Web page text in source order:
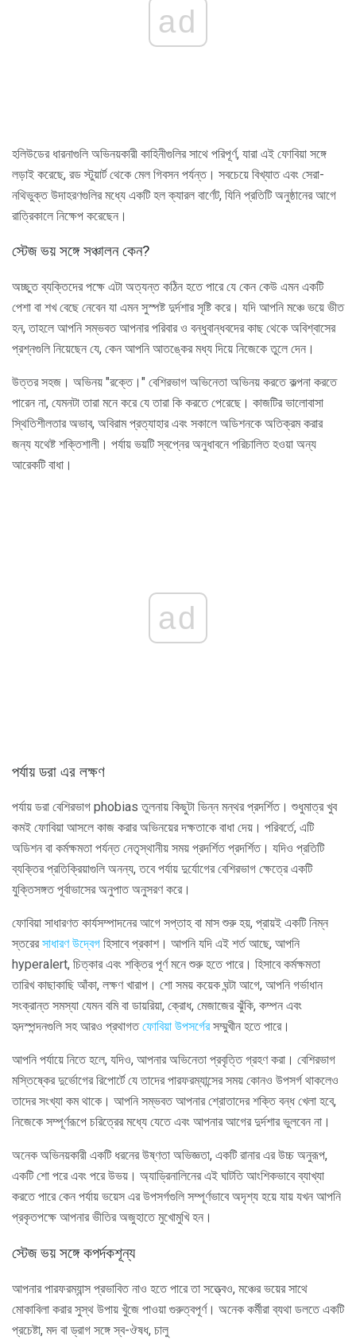
ad
হলিউডের ধারনাগুলি অভিনয়কারী কাহিনীগুলির সাথে পরিপূর্ণ, যারা এই ফোবিয়া সঙ্গে
লড়াই করেছে, রড স্টুয়ার্ট থেকে মেল গিবসন পর্যন্ত। সবচেয়ে বিখ্যাত এবং সেরা-
নথিভুক্ত উদাহরণগুলির মধ্যে একটি হল ক্যারল বার্ণেট, যিনি প্রতিটি অনুষ্ঠানের আগে
রাত্রিকালে নিক্ষেপ করেছেন।
স্টেজ ভয় সঙ্গে সঞ্চালন কেন?
অচ্ছুত ব্যক্তিদের পক্ষে এটা অত্যন্ত কঠিন হতে পারে যে কেন কেউ এমন একটি
পেশা বা শখ বেছে নেবেন যা এমন সুস্পষ্ট দুর্দশার সৃষ্টি করে। যদি আপনি মঞ্চে ভয়ে ভীত
হন, তাহলে আপনি সম্ভবত আপনার পরিবার ও বন্ধুবান্ধবদের কাছ থেকে অবিশ্বাসের
প্রশ্নগুলি নিয়েছেন যে, কেন আপনি আতঙ্কের মধ্য দিয়ে নিজেকে তুলে দেন।
উত্তর সহজ। অভিনয় "রক্তে।" বেশিরভাগ অভিনেতা অভিনয় করতে কল্পনা করতে
পারেন না, যেমনটা তারা মনে করে যে তারা কি করতে পেরেছে। কাজটির ভালোবাসা
স্থিতিশীলতার অভাব, অবিরাম প্রত্যাহার এবং সকালে অডিশনকে অতিক্রম করার
জন্য যথেষ্ট শক্তিশালী। পর্যায় ভয়টি স্বপ্নের অনুধাবনে পরিচালিত হওয়া অন্য
আরেকটি বাধা।
ad
পর্যায় ডরা এর লক্ষণ
পর্যায় ডরা বেশিরভাগ phobias তুলনায় কিছুটা ভিন্ন মন্থর প্রদর্শিত। শুধুমাত্র খুব
কমই ফোবিয়া আসলে কাজ করার অভিনয়ের দক্ষতাকে বাধা দেয়। পরিবর্তে, এটি
অডিশন বা কর্মক্ষমতা পর্যন্ত নেতৃস্থানীয় সময় প্রদর্শিত প্রদর্শিত। যদিও প্রতিটি
ব্যক্তির প্রতিক্রিয়াগুলি অনন্য, তবে পর্যায় দুর্যোগের বেশিরভাগ ক্ষেত্রে একটি
যুক্তিসঙ্গত পূর্বাভাসের অনুপাত অনুসরণ করে।
ফোবিয়া সাধারণত কার্যসম্পাদনের আগে সপ্তাহ বা মাস শুরু হয়, প্রায়ই একটি নিম্ন
স্তরেরসাধারণ উদ্বেগ হিসাবে প্রকাশ। আপনি যদি এই শর্ত আছে, আপনি
hyperalert, চিত্কার এবং শক্তির পূর্ণ মনে শুরু হতে পারে। হিসাবে কর্মক্ষমতা
তারিখ কাছাকাছি আঁকা, লক্ষণ খারাপ। শো সময় কয়েক ঘন্টা আগে, আপনি গর্ভাধান
সংক্রান্ত সমস্যা যেমন বমি বা ডায়রিয়া, ক্রোধ, মেজাজের ঝুঁকি, কম্পন এবং
হৃদস্পন্দনগুলি সহ আরও প্রথাগতফোবিয়া উপসর্গেরসম্মুখীন হতে পারে।
আপনি পর্যায়ে নিতে হলে, যদিও, আপনার অভিনেতা প্রবৃত্তি গ্রহণ করা। বেশিরভাগ
মস্তিষ্কের দুর্ভোগের রিপোর্টে যে তাদের পারফরম্যান্সের সময় কোনও উপসর্গ থাকলেও
তাদের সংখ্যা কম থাকে। আপনি সম্ভবত আপনার শ্রোতাদের শক্তি বন্ধ খেলা হবে,
নিজেকে সম্পূর্ণরূপে চরিত্রের মধ্যে যেতে এবং আপনার আগের দুর্দশার ভুলবেন না।
অনেক অভিনয়কারী একটি ধরনের উষ্ণতা অভিজ্ঞতা, একটি রানার এর উচ্চ অনুরূপ,
একটি শো পরে এবং পরে উভয়। অ্যাড্রিনালিনের এই ঘাটতি আংশিকভাবে ব্যাখ্যা
করতে পারে কেন পর্যায় ভয়েস এর উপসর্গগুলি সম্পূর্ণভাবে অদৃশ্য হয়ে যায় যখন আপনি
প্রকৃতপক্ষে আপনার ভীতির অজুহাতে মুখোমুখি হন।
স্টেজ ভয় সঙ্গে কপর্দকশূন্য
আপনার পারফরম্যান্স প্রভাবিত নাও হতে পারে তা সত্ত্বেও, মঞ্চের ভয়ের সাথে
মোকাবিলা করার সুস্থ উপায় খুঁজে পাওয়া গুরুত্বপূর্ণ। অনেক কর্মীরা ব্যথা ডলতে একটি
প্রচেষ্টা, মদ বা ড্রাগ সঙ্গে স্ব-ঔষধ, চালু